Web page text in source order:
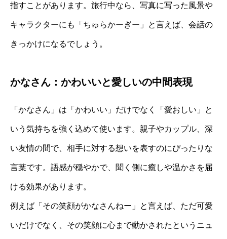
指すことがあります。旅行中なら、写真に写った風景や
キャラクターにも「ちゅらかーぎー」と言えば、会話の
きっかけになるでしょう。
かなさん：かわいいと愛しいの中間表現
「かなさん」は「かわいい」だけでなく「愛おしい」と
いう気持ちを強く込めて使います。親子やカップル、深
い友情の間で、相手に対する想いを表すのにぴったりな
言葉です。語感が穏やかで、聞く側に癒しや温かさを届
ける効果があります。
例えば「その笑顔がかなさんねー」と言えば、ただ可愛
いだけでなく、その笑顔に心まで動かされたというニュ